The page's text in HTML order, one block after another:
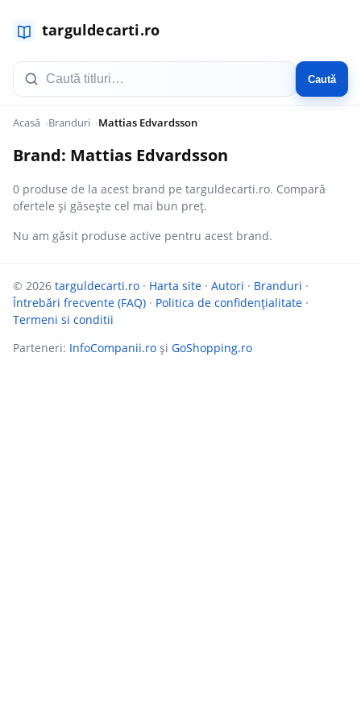
Caută
Acasă Branduri Mattias Edvardsson
Brand: Mattias Edvardsson
0 produse de la acest brand pe targuldecarti.ro. Compară
ofertele și găsește cel mai bun preț.
Nu am găsit produse active pentru acest brand.
© 2026 targuldecarti.ro · Harta site · Autori · Branduri ·
Întrebări frecvente (FAQ) · Politica de confidențialitate ·
Termeni si conditii
Parteneri: InfoCompanii.ro și GoShopping.ro